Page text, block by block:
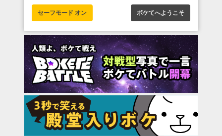
セーフモード オン ボケてへようこそ